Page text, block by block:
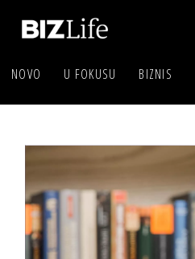
NOVO U FOKUSU BIZNIS